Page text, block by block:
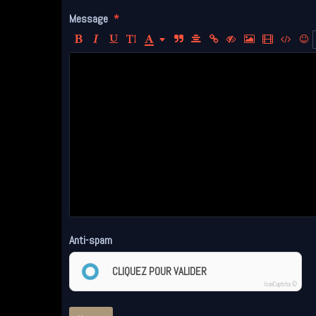
Message
Anti-spam
CLIQUEZ POUR VALIDER
IconCaptcha ©